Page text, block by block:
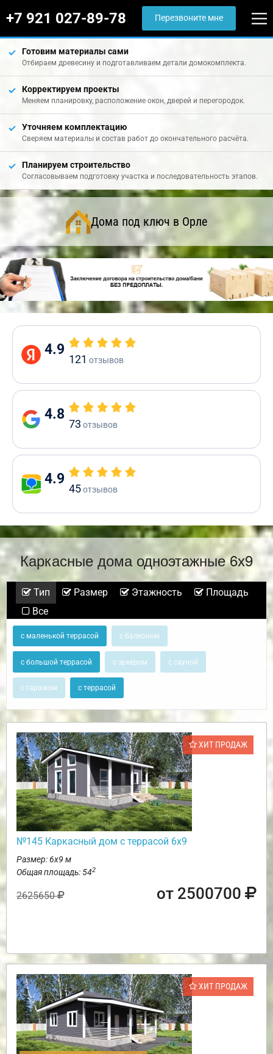
+7 921 027-89-78 Перезвоните мне
Готовим материалы сами
Отбираем древесину и подготавливаем детали домокомплекта.
Корректируем проекты
Меняем планировку, расположение окон, дверей и перегородок.
Уточняем комплектацию
Сверяем материалы и состав работ до окончательного расчёта.
Планируем строительство
Согласовываем подготовку участка и последовательность этапов.
Дома под ключ в Орле
4.9
121 отзывов
4.8
73 отзывов
4.9
45отзывов
Каркасные дома одноэтажные 6х9
Тип Размер Этажность
Площадь
Все
с маленькой террасой с балконом
с большой террасой с эркером с сауной
с гаражом с террасой
ХИТ ПРОДАЖ
№145 Каркасный дом с террасой 6х9
Размер: 6х9 м
Общая площадь: 542
2625650 от 2500700
ХИТ ПРОДАЖ